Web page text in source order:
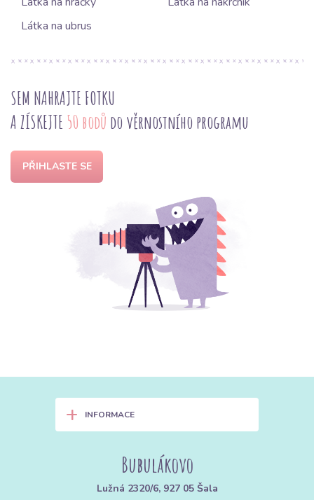
Látka na ubrus
SEM NAHRAJTE FOTKU
A ZÍSKEJTE 50 bodů do věrnostního programu
PŘIHLASTE SE
+ INFORMACE
Bubulákovo
Lužná 2320/6, 927 05 Šala